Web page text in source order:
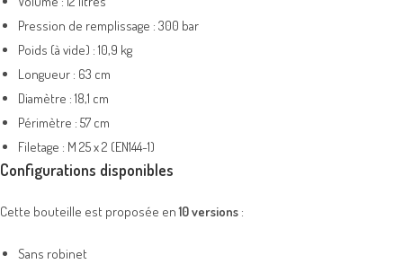
Pression de remplissage : 300 bar
Poids (à vide) : 10,9 kg
Longueur : 63 cm
Diamètre : 18,1 cm
Périmètre : 57 cm
Filetage : M 25 x 2 (EN144-1)
Configurations disponibles
Cette bouteille est proposée en10 versions :
Sans robinet